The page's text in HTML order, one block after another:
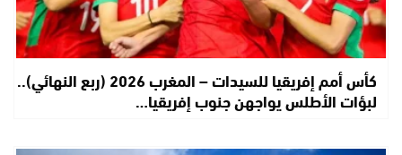
كأس أمم إفريقيا للسيدات – المغرب 2026 (ربع النهائي)..
لبؤات الأطلس يواجهن جنوب إفريقيا…